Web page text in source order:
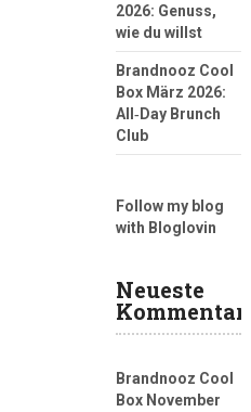
2026: Genuss,
wie du willst
Brandnooz Cool
Box März 2026:
All‑Day Brunch
Club
Follow my blog
with Bloglovin
Neueste
Brandnooz Cool
Box November